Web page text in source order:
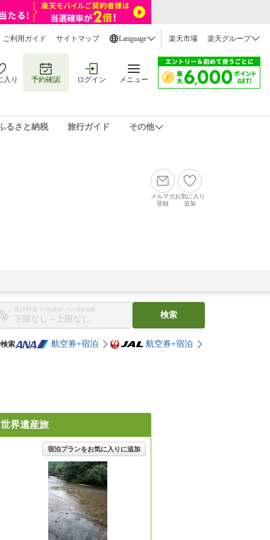
ご利用ガイド サイトマップ Language 楽天市場 楽天グループ
入り 予約確認 ログイン メニュー
るさと納税 旅行ガイド その他
メルマガ
登録
お気に入り
追加
合計料金 ※1部屋あたりの税込金額
〜
検索
索 航空券+宿泊 航空券+宿泊
界遺産旅
宿泊プランをお気に入りに追加